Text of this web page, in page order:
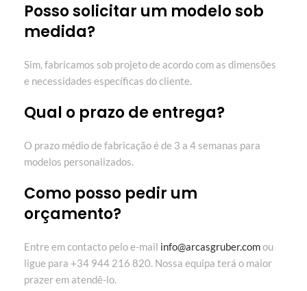
Posso solicitar um modelo sob
medida?
Sim, fabricamos sob projeto de acordo com as dimensões
e necessidades específicas do cliente.
Qual o prazo de entrega?
O prazo médio de fabricação é de 3 a 4 semanas para
modelos personalizados.
Como posso pedir um
orçamento?
Entre em contacto pelo e-mail info@arcasgruber.comou
ligue para +34 944 216 820. Nossa equipa terá o maior
prazer em atendê-lo.